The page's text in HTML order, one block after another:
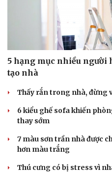
5 hạng mục nhiều người
tạo nhà
Thấy rắn trong nhà, đừng
6 kiểu ghế sofa khiến
thay sớm
7 màu sơn trần nhà được
hơn màu trắng
Thú cưng có bị stress vì